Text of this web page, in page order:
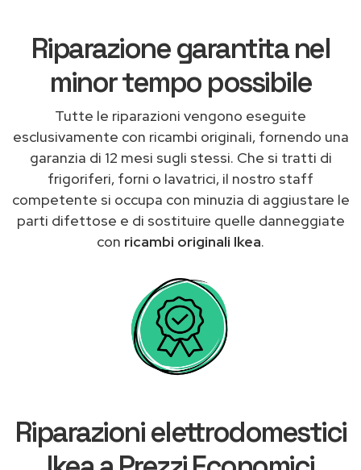
Riparazione garantita nel
minor tempo possibile
Tutte le riparazioni vengono eseguite
esclusivamente con ricambi originali, fornendo una
garanzia di 12 mesi sugli stessi. Che si tratti di
frigoriferi, forni o lavatrici, il nostro staff
competente si occupa con minuzia di aggiustare le
parti difettose e di sostituire quelle danneggiate
con ricambi originali Ikea.
Riparazioni elettrodomestici